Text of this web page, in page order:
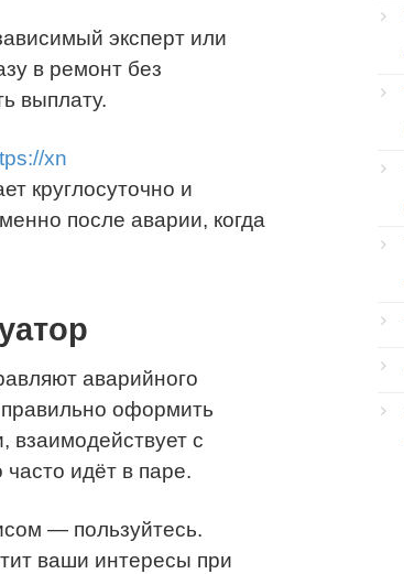
эксперт или
в ремонт без
выплату.
xn
круглосуточно и
после аварии, когда
аварийного
оформить
взаимодействует с
идёт в паре.
— пользуйтесь.
ваши интересы при